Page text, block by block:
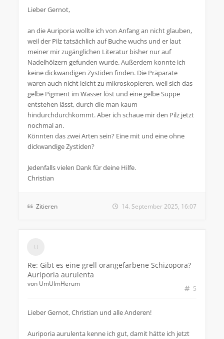
Lieber Gernot,
an die Auriporia wollte ich von Anfang an nicht glauben,
weil der Pilz tatsächlich auf Buche wuchs und er laut
meiner mir zugänglichen Literatur bisher nur auf
Nadelhölzern gefunden wurde. Außerdem konnte ich
keine dickwandigen Zystiden finden. Die Präparate
waren auch nicht leicht zu mikroskopieren, weil sich das
gelbe Pigment im Wasser löst und eine gelbe Suppe
entstehen lässt, durch die man kaum
hindurchdurchkommt. Aber ich schaue mir den Pilz jetzt
nochmal an.
Könnten das zwei Arten sein? Eine mit und eine ohne
dickwandige Zystiden?
Jedenfalls vielen Dank für deine Hilfe.
Christian
Zitieren 14. September 2025, 16:07
Re: Gibt es eine grell orangefarbene Schizopora?
Auriporia aurulenta
5
von UmUlmHerum
Lieber Gernot, Christian und alle Anderen!
Auriporia aurulenta kenne ich gut, damit hätte ich jetzt